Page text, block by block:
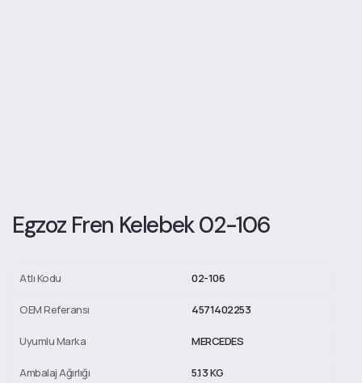
Egzoz Fren Kelebek 02-106
Atlı Kodu 02-106
OEM Referansı 4571402253
Uyumlu Marka MERCEDES
Ambalaj Ağırlığı 5.13 KG